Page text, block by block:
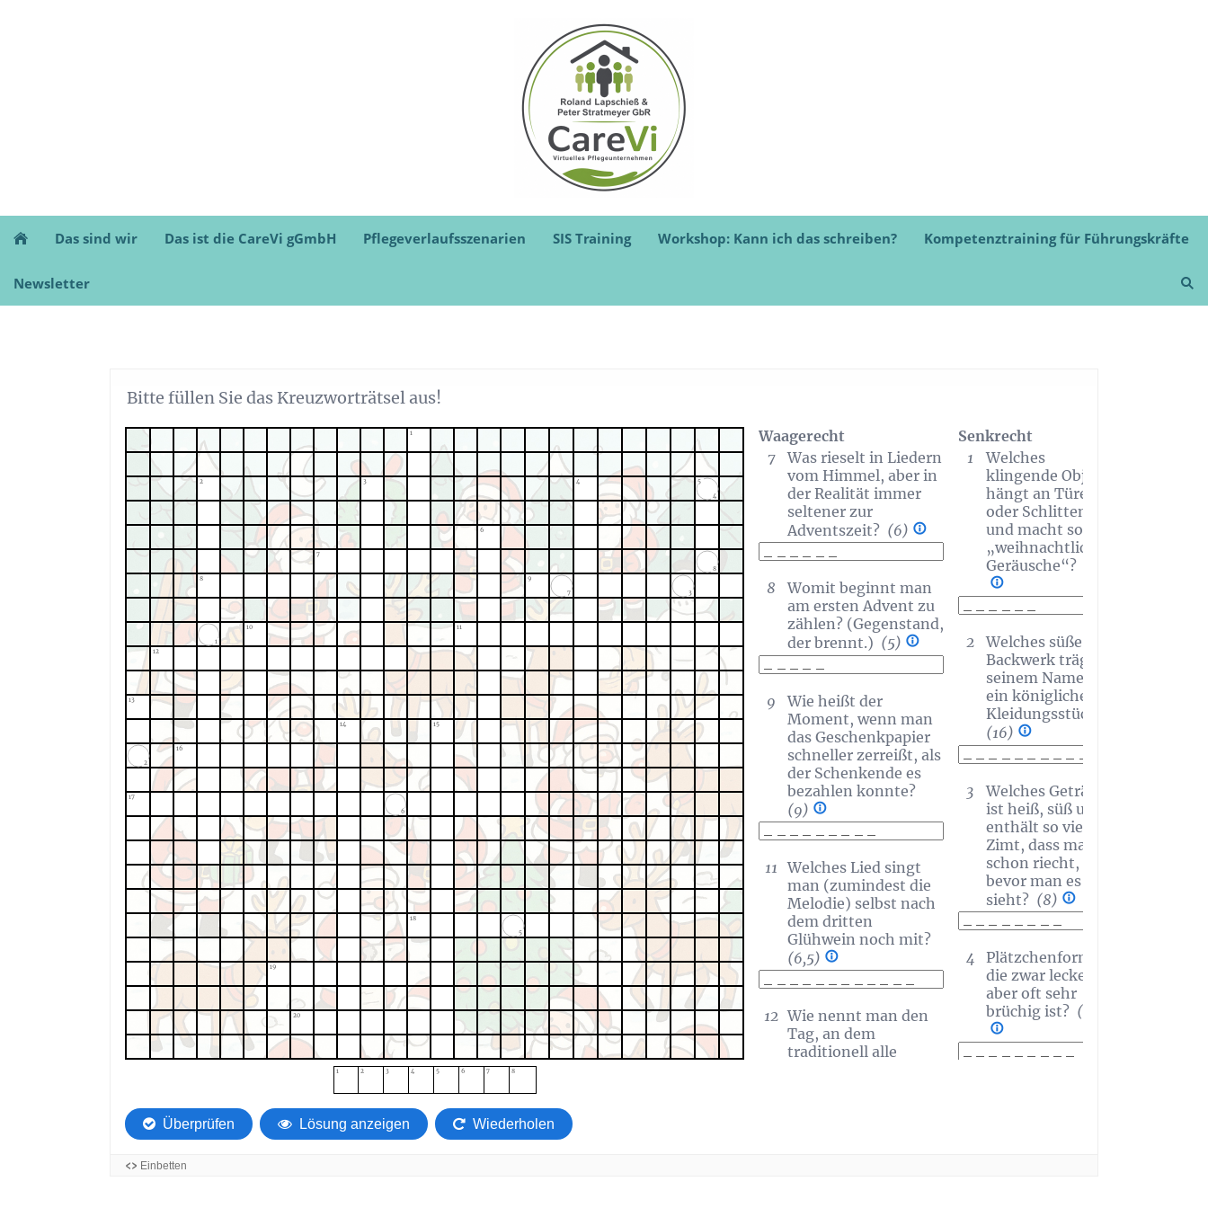
Das sind wir Das ist die CareVi gGmbH Pflegeverlaufsszenarien SIS Training Workshop: Kann ich das schreiben? Kompetenztraining für Führungskräfte
Newsletter
Bitte füllen Sie das Kreuzworträtsel aus!
1
2 3
4
4
5
6
7
8
8
9
7
3
1
10 11
12
13
14 15
2
16
17
6
18
5
19
20
1 2 3 4 5 6 7 8
Waagerecht
7
Was rieselt in Liedern
vom Himmel, aber in
der Realität immer
seltener zur
Adventszeit? (6)
8
Womit beginnt man
am ersten Advent zu
zählen? (Gegenstand,
der brennt.) (5)
9
Wie heißt der
Moment, wenn man
das Geschenkpapier
schneller zerreißt, als
der Schenkende es
bezahlen konnte?
(9)
11 Welches Lied singt
man (zumindest die
Melodie) selbst nach
dem dritten
Glühwein noch mit?
(6,5)
12 Wie nennt man den
Tag, an dem
traditionell alle
Senkrecht
1
Welches
klingende Objekt
hängt an Türen
oder Schlitten
und macht sofort
„weihnachtliche
Geräusche“?
2
Welches süße
Backwerk trägt in
seinem Namen
ein königliches
Kleidungsstück?
(16)
3
Welches Getränk
ist heiß, süß und
enthält so viel
Zimt, dass man es
schon riecht,
bevor man es
sieht? (8)
4
Plätzchenform,
die zwar lecker,
aber oft sehr
brüchig ist? (9)
Überprüfen Lösung anzeigen Wiederholen
Einbetten